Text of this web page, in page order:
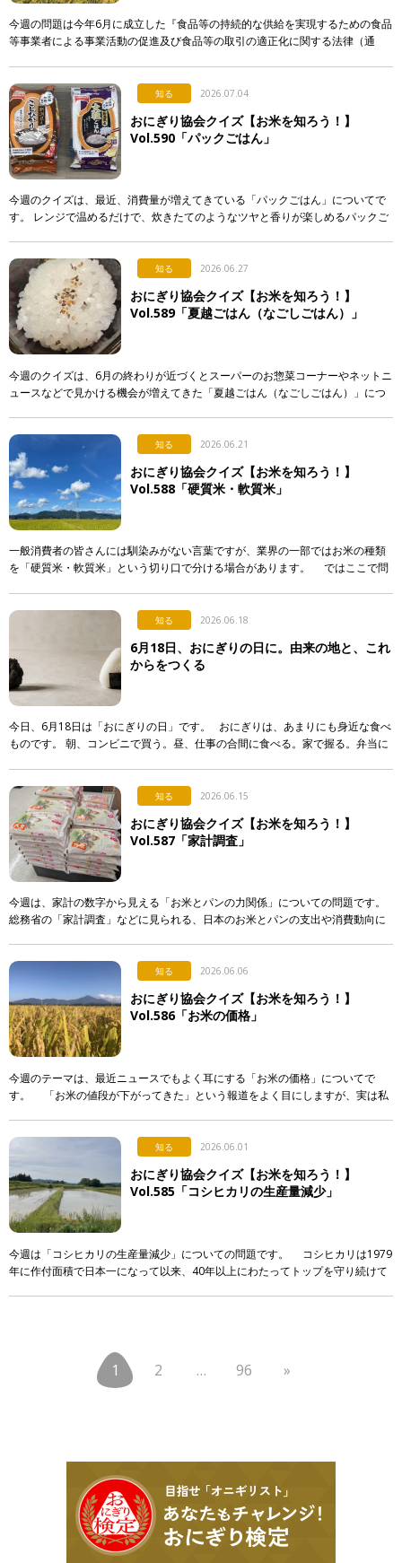
今週の問題は今年6月に成立した『食品等の持続的な供給を実現するための食品
等事業者による事業活動の促進及び食品等の取引の適正化に関する法律（通
知る 2026.07.04
おにぎり協会クイズ【お米を知ろう！】
Vol.590「パックごはん」
今週のクイズは、最近、消費量が増えてきている「パックごはん」についてで
す。 レンジで温めるだけで、炊きたてのようなツヤと香りが楽しめるパックご
知る 2026.06.27
おにぎり協会クイズ【お米を知ろう！】
Vol.589「夏越ごはん（なごしごはん）」
今週のクイズは、6月の終わりが近づくとスーパーのお惣菜コーナーやネットニ
ュースなどで見かける機会が増えてきた「夏越ごはん（なごしごはん）」につ
知る 2026.06.21
おにぎり協会クイズ【お米を知ろう！】
Vol.588「硬質米・軟質米」
一般消費者の皆さんには馴染みがない言葉ですが、業界の一部ではお米の種類
を「硬質米・軟質米」という切り口で分ける場合があります。 ではここで問
知る 2026.06.18
6月18日、おにぎりの日に。由来の地と、これ
からをつくる
今日、6月18日は「おにぎりの日」です。 おにぎりは、あまりにも身近な食べ
ものです。 朝、コンビニで買う。昼、仕事の合間に食べる。家で握る。弁当に
知る 2026.06.15
おにぎり協会クイズ【お米を知ろう！】
Vol.587「家計調査」
今週は、家計の数字から見える「お米とパンの力関係」についての問題です。
総務省の「家計調査」などに見られる、日本のお米とパンの支出や消費動向に
知る 2026.06.06
おにぎり協会クイズ【お米を知ろう！】
Vol.586「お米の価格」
今週のテーマは、最近ニュースでもよく耳にする「お米の価格」についてで
す。 「お米の値段が下がってきた」という報道をよく目にしますが、実は私
知る 2026.06.01
おにぎり協会クイズ【お米を知ろう！】
Vol.585「コシヒカリの生産量減少」
今週は「コシヒカリの生産量減少」についての問題です。 コシヒカリは1979
年に作付面積で日本一になって以来、40年以上にわたってトップを守り続けて
1 2 … 96 »